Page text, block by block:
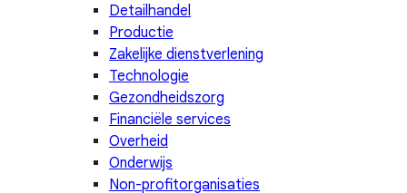
Detailhandel
Productie
Zakelijke dienstverlening
Technologie
Gezondheidszorg
Financiële services
Overheid
Onderwijs
Non-profitorganisaties